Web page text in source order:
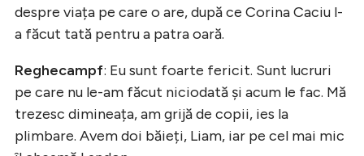
despre viața pe care o are, după ce Corina Caciu l-
a făcut tată pentru a patra oară.
Reghecampf: Eu sunt foarte fericit. Sunt lucruri
pe care nu le-am făcut niciodată și acum le fac. Mă
trezesc dimineața, am grijă de copii, ies la
plimbare. Avem doi băieți, Liam, iar pe cel mai mic